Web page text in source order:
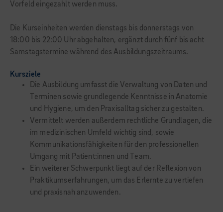
Vorfeld eingezahlt werden muss.
Die Kurseinheiten werden dienstags bis donnerstags von
18:00 bis 22:00 Uhr abgehalten, ergänzt durch fünf bis acht
Samstagstermine während des Ausbildungszeitraums.
Kursziele
Die Ausbildung umfasst die Verwaltung von Daten und
Terminen sowie grundlegende Kenntnisse in Anatomie
und Hygiene, um den Praxisalltag sicher zu gestalten.
Vermittelt werden außerdem rechtliche Grundlagen, die
im medizinischen Umfeld wichtig sind, sowie
Kommunikationsfähigkeiten für den professionellen
Umgang mit Patient:innen und Team.
Ein weiterer Schwerpunkt liegt auf der Reflexion von
Praktikumserfahrungen, um das Erlernte zu vertiefen
und praxisnah anzuwenden.